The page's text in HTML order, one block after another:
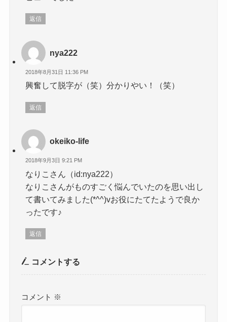
返信
nya222
2018年8月31日 11:36 PM
興奮して脱字が（笑）分かりやい！（笑）
返信
okeiko-life
2018年9月3日 9:21 PM
なりこさん（id:nya222）
なりこさんがものすごく悩んでいたのを思い出し
て書いてみました(*^^)vお役にたてたようで良か
ったです♪
返信
コメントする
コメント ※